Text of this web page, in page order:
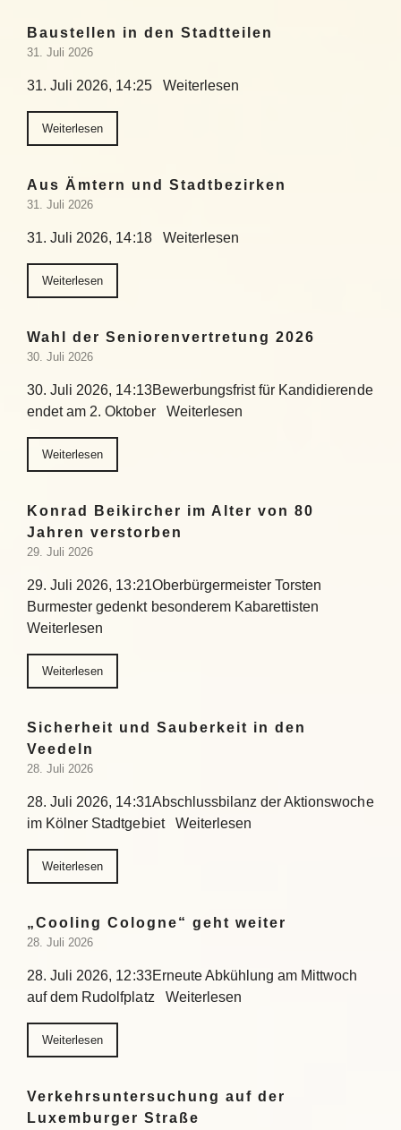
Baustellen in den Stadtteilen
31. Juli 2026
31. Juli 2026, 14:25 Weiterlesen
Weiterlesen
Aus Ämtern und Stadtbezirken
31. Juli 2026
31. Juli 2026, 14:18 Weiterlesen
Weiterlesen
Wahl der Seniorenvertretung 2026
30. Juli 2026
30. Juli 2026, 14:13Bewerbungsfrist für Kandidierende
endet am 2. Oktober Weiterlesen
Weiterlesen
Konrad Beikircher im Alter von 80
Jahren verstorben
29. Juli 2026
29. Juli 2026, 13:21Oberbürgermeister Torsten
Burmester gedenkt besonderem Kabarettisten
Weiterlesen
Weiterlesen
Sicherheit und Sauberkeit in den
Veedeln
28. Juli 2026
28. Juli 2026, 14:31Abschlussbilanz der Aktionswoche
im Kölner Stadtgebiet Weiterlesen
Weiterlesen
„Cooling Cologne“ geht weiter
28. Juli 2026
28. Juli 2026, 12:33Erneute Abkühlung am Mittwoch
auf dem Rudolfplatz Weiterlesen
Weiterlesen
Verkehrsuntersuchung auf der
Luxemburger Straße